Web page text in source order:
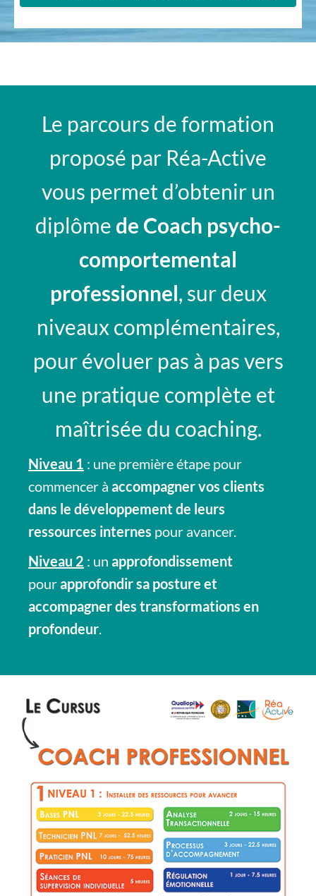
Le parcours de formation
proposé par Réa-Active
vous permet d’obtenir un
diplôme de Coach psycho-
comportemental
professionnel, sur deux
niveaux complémentaires,
pour évoluer pas à pas vers
une pratique complète et
maîtrisée du coaching.
Niveau 1 : une première étape pour
commencer à accompagner vos clients
dans le développement de leurs
ressources internes pour avancer.
Niveau 2 : un approfondissement
pourapprofondir sa posture et
accompagner des transformations en
profondeur.